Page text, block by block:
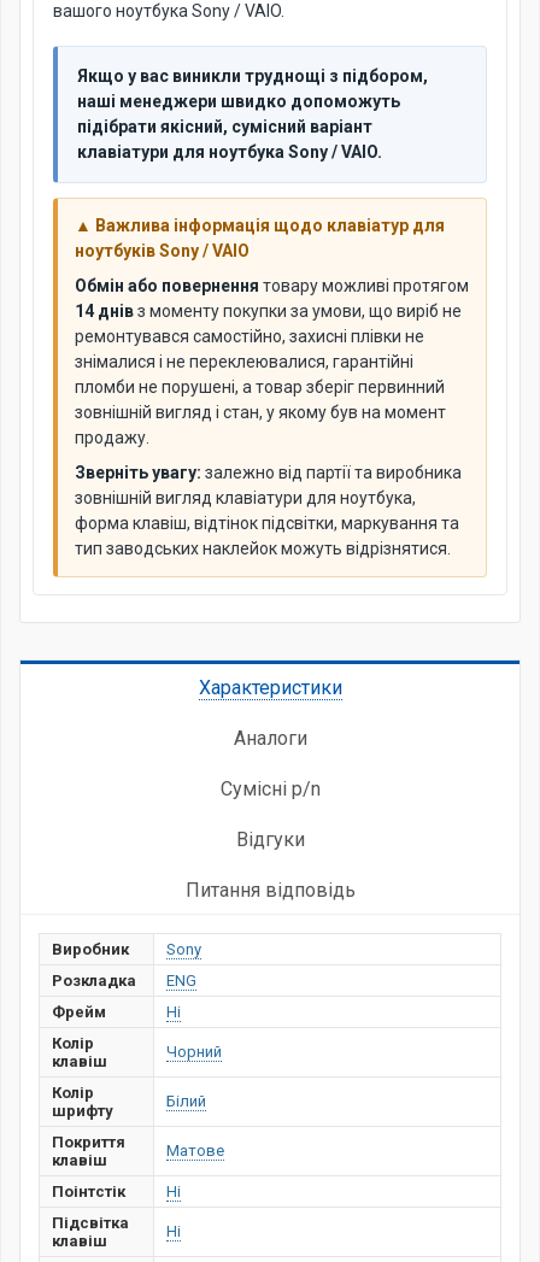
вашого ноутбука Sony / VAIO.
Якщо у вас виникли труднощі з підбором,
наші менеджери швидко допоможуть
підібрати якісний, сумісний варіант
клавіатури для ноутбука Sony / VAIO.
▲ Важлива інформація щодо клавіатур для
ноутбуків Sony / VAIO
Обмін або повернення товару можливі протягом
14 днівз моменту покупки за умови, що виріб не
ремонтувався самостійно, захисні плівки не
знімалися і не переклеювалися, гарантійні
пломби не порушені, а товар зберіг первинний
зовнішній вигляд і стан, у якому був на момент
продажу.
Зверніть увагу: залежно від партії та виробника
зовнішній вигляд клавіатури для ноутбука,
форма клавіш, відтінок підсвітки, маркування та
тип заводських наклейок можуть відрізнятися.
Характеристики
Аналоги
Сумісні p/n
Відгуки
Питання відповідь
Виробник
Sony
Розкладка
ENG
Фрейм
Ні
Колір
клавіш
Чорний
Колір
шрифту
Білий
Покриття
клавіш
Матове
Поінтстік
Ні
Підсвітка
клавіш
Ні